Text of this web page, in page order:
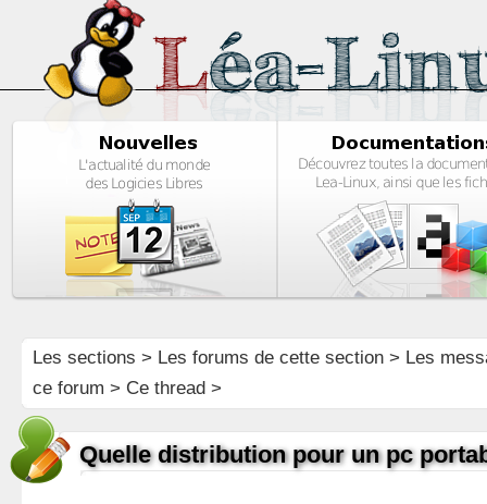
Les sections > Les forums de cette section> Les
ce forum > Ce thread >
Quelle distribution pour un pc